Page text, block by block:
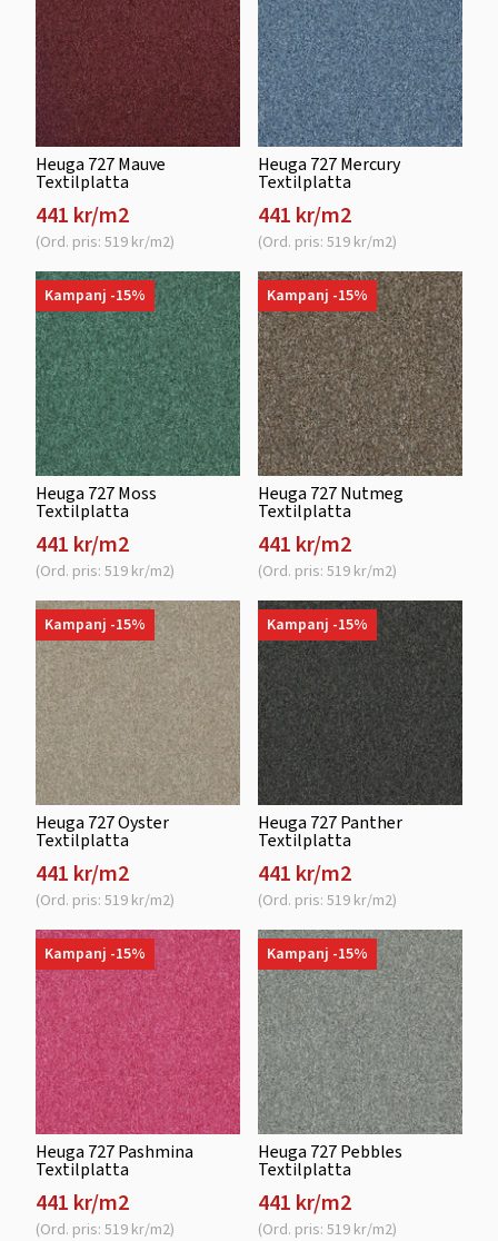
Heuga 727 Mauve
Textilplatta
441 kr/m2
(Ord. pris: 519 kr/m2)
Heuga 727 Mercury
Textilplatta
441 kr/m2
(Ord. pris: 519 kr/m2)
Kampanj -15%
Heuga 727 Moss
Textilplatta
441 kr/m2
(Ord. pris: 519 kr/m2)
Kampanj -15%
Heuga 727 Nutmeg
Textilplatta
441 kr/m2
(Ord. pris: 519 kr/m2)
Kampanj -15%
Heuga 727 Oyster
Textilplatta
441 kr/m2
(Ord. pris: 519 kr/m2)
Kampanj -15%
Heuga 727 Panther
Textilplatta
441 kr/m2
(Ord. pris: 519 kr/m2)
Kampanj -15%
Heuga 727 Pashmina
Textilplatta
441 kr/m2
(Ord. pris: 519 kr/m2)
Kampanj -15%
Heuga 727 Pebbles
Textilplatta
441 kr/m2
(Ord. pris: 519 kr/m2)